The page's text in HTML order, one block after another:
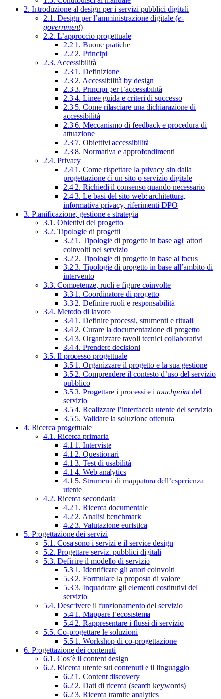
2. Introduzione al design per i servizi pubblici digitali
2.1. Design per l’amministrazione digitale (e-
government)
2.2. L’approccio progettuale
2.2.1. Buone pratiche
2.2.2. Principi
2.3. Accessibilità
2.3.1. Definizione
2.3.2. Accessibilità by design
2.3.3. Principi per l’accessibilità
2.3.4. Linee guida e criteri di successo
2.3.5. Come rilasciare una dichiarazione di
accessibilità
2.3.6. Meccanismo di feedback e procedura di
attuazione
2.3.7. Obiettivi accessibilità
2.3.8. Normativa e approfondimenti
2.4. Privacy
2.4.1. Come rispettare la privacy sin dalla
progettazione di un sito o servizio digitale
2.4.2. Richiedi il consenso quando necessario
2.4.3. Le basi del sito web: architettura,
informativa privacy, riferimenti DPO
3. Pianificazione, gestione e strategia
3.1. Obiettivi del progetto
3.2. Tipologie di progetti
3.2.1. Tipologie di progetto in base agli attori
coinvolti nel servizio
3.2.2. Tipologie di progetto in base al focus
3.2.3. Tipologie di progetto in base all’ambito di
intervento
3.3. Competenze, ruoli e figure coinvolte
3.3.1. Coordinatore di progetto
3.3.2. Definire ruoli e responsabilità
3.4. Metodo di lavoro
3.4.1. Definire processi, strumenti e rituali
3.4.2. Curare la documentazione di progetto
3.4.3. Organizzare tavoli tecnici collaborativi
3.4.4. Prendere decisioni
3.5. Il processo progettuale
3.5.1. Organizzare il progetto e la sua gestione
3.5.2. Comprendere il contesto d’uso del servizio
pubblico
3.5.3. Progettare i processi e i touchpointdel
servizio
3.5.4. Realizzare l’interfaccia utente del servizio
3.5.5. Validare la soluzione ottenuta
4. Ricerca progettuale
4.1. Ricerca primaria
4.1.1. Interviste
4.1.2. Questionari
4.1.3. Test di usabilità
4.1.4. Web analytics
4.1.5. Strumenti di mappatura dell’esperienza
utente
4.2. Ricerca secondaria
4.2.1. Ricerca documentale
4.2.2. Analisi benchmark
4.2.3. Valutazione euristica
5. Progettazione dei servizi
5.1. Cosa sono i servizi e il service design
5.2. Progettare servizi pubblici digitali
5.3. Definire il modello di servizio
5.3.1. Identificare gli attori coinvolti
5.3.2. Formulare la proposta di valore
5.3.3. Inquadrare gli elementi costitutivi del
servizio
5.4. Descrivere il funzionamento del servizio
5.4.1. Mappare l’ecosistema
5.4.2. Rappresentare i flussi di servizio
5.5. Co-progettare le soluzioni
5.5.1. Workshop di co-progettazione
6. Progettazione dei contenuti
6.1. Cos’è il content design
6.2. Ricerca utente sui contenuti e il linguaggio
6.2.1. Content discovery
6.2.2. Dati di ricerca (search keywords)
6.2.3. Ricerca tramite analytics